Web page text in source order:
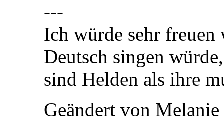
---
Ich würde sehr freuen
Deutsch singen
sind Helden als ihre
Geändert von